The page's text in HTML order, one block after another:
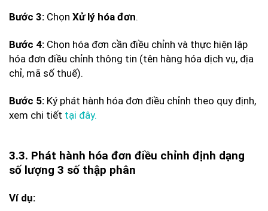
Bước 3: Chọn Xử lý hóa đơn.
Bước 4: Chọn hóa đơn cần điều chỉnh và thực hiện lập
hóa đơn điều chỉnh thông tin (tên hàng hóa dịch vụ, địa
chỉ, mã số thuế).
Bước 5: Ký phát hành hóa đơn điều chỉnh theo quy định,
xem chi tiết tại đây.
3.3. Phát hành hóa đơn điều chỉnh định dạng
số lượng 3 số thập phân
Ví dụ: